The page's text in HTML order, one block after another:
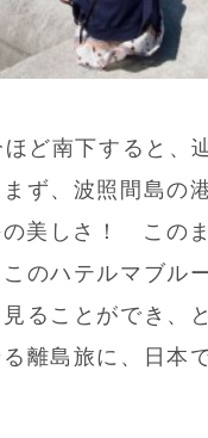
ど南下すると、
ず、波照間島の
美しさ！ この
のハテルマブル
ることができ、
離島旅に、日本